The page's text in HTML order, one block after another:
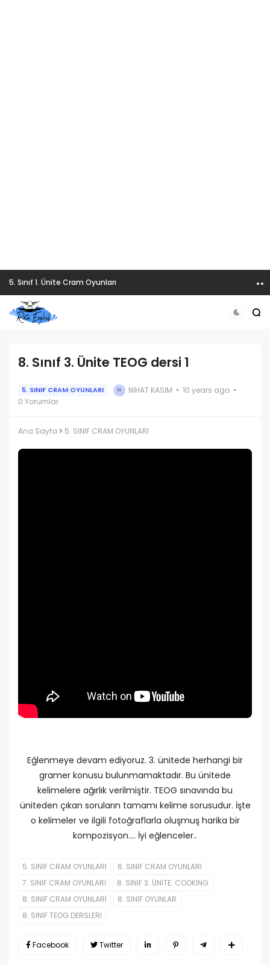
5. Sınıf 1. Ünite Cram Oyunları
8. Sınıf 3. Ünite TEOG dersi 1
5. SINIF CRAM OYUNLARI N NIHAT KASIM
10 years ago
0 Yorumlar
Ana Sayfa 5. SINIF CRAM OYUNLARI
Eğlenmeye devam ediyoruz. 3. ünitede herhangi bir
gramer konusu bulunmamaktadır. Bu ünitede
kelimelere ağırlık verilmiştir. TEOG sınavında bu
üniteden çıkan soruların tamamı kelime sorusudur. İşte
o kelimeler ve ilgili fotoğraflarla oluşmuş harika bir
kompozisyon.... İyi eğlenceler..
5. SINIF CRAM OYUNLARI
6. SINIF CRAM OYUNLARI
7. SINIF CRAM OYUNLARI
8. SINIF 3. ÜNİTE: COOKING
8. SINIF CRAM OYUNLARI
8. SINIF OYUNLAR
8. SINIF TEOG DERSLERİ
Facebook Twitter